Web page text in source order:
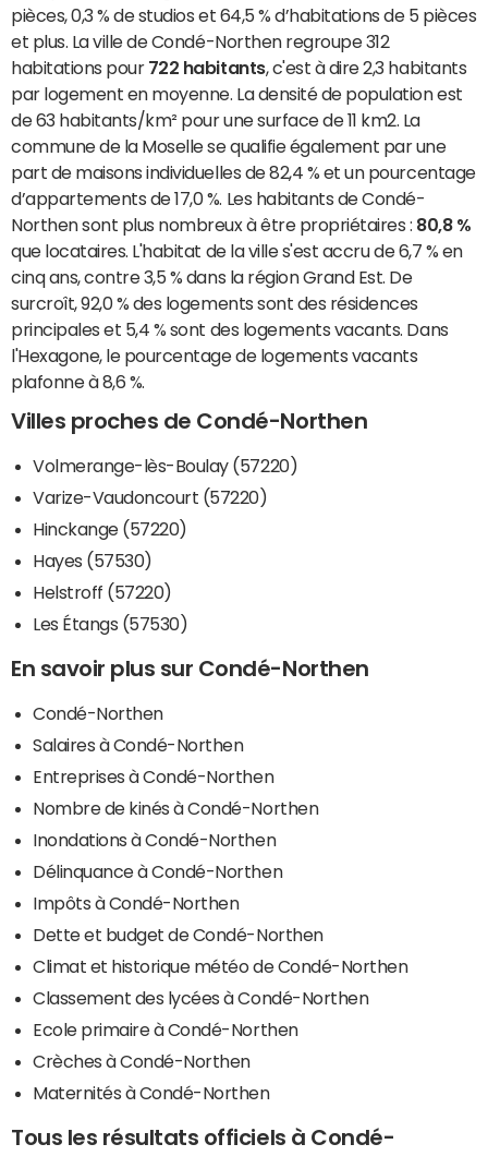
pièces, 0,3 % de studios et 64,5 % d’habitations de 5 pièces
et plus. La ville de Condé-Northen regroupe 312
habitations pour 722 habitants, c'est à dire 2,3 habitants
par logement en moyenne. La densité de population est
de 63 habitants/km² pour une surface de 11 km2. La
commune de la Moselle se qualifie également par une
part de maisons individuelles de 82,4 % et un pourcentage
d’appartements de 17,0 %. Les habitants de Condé-
Northen sont plus nombreux à être propriétaires : 80,8 %
que locataires. L'habitat de la ville s'est accru de 6,7 % en
cinq ans, contre 3,5 % dans la région Grand Est. De
surcroît, 92,0 % des logements sont des résidences
principales et 5,4 % sont des logements vacants. Dans
l'Hexagone, le pourcentage de logements vacants
plafonne à 8,6 %.
Villes proches de Condé-Northen
Volmerange-lès-Boulay (57220)
Varize-Vaudoncourt (57220)
Hinckange (57220)
Hayes (57530)
Helstroff (57220)
Les Étangs (57530)
En savoir plus sur Condé-Northen
Condé-Northen
Salaires à Condé-Northen
Entreprises à Condé-Northen
Nombre de kinés à Condé-Northen
Inondations à Condé-Northen
Délinquance à Condé-Northen
Impôts à Condé-Northen
Dette et budget de Condé-Northen
Climat et historique météo de Condé-Northen
Classement des lycées à Condé-Northen
Ecole primaire à Condé-Northen
Crèches à Condé-Northen
Maternités à Condé-Northen
Tous les résultats officiels à Condé-